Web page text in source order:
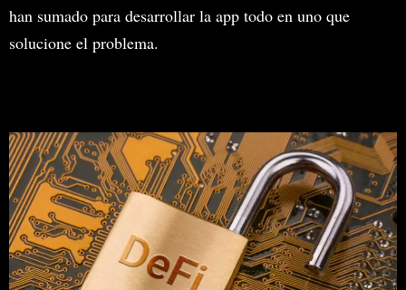
han sumado para desarrollar la app todo en uno que
solucione el problema.